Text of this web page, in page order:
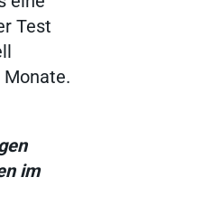
Test
im